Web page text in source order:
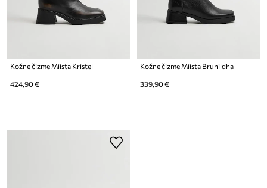
Kožne čizme Miista Kristel
424,90 €
Kožne čizme Miista Brunildha
339,90 €